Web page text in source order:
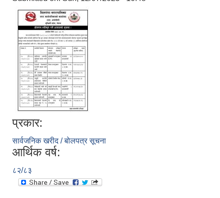
प्रकार:
सार्वजनिक खरीद / बोलपत्र सूचना
आर्थिक वर्ष:
८२/८३